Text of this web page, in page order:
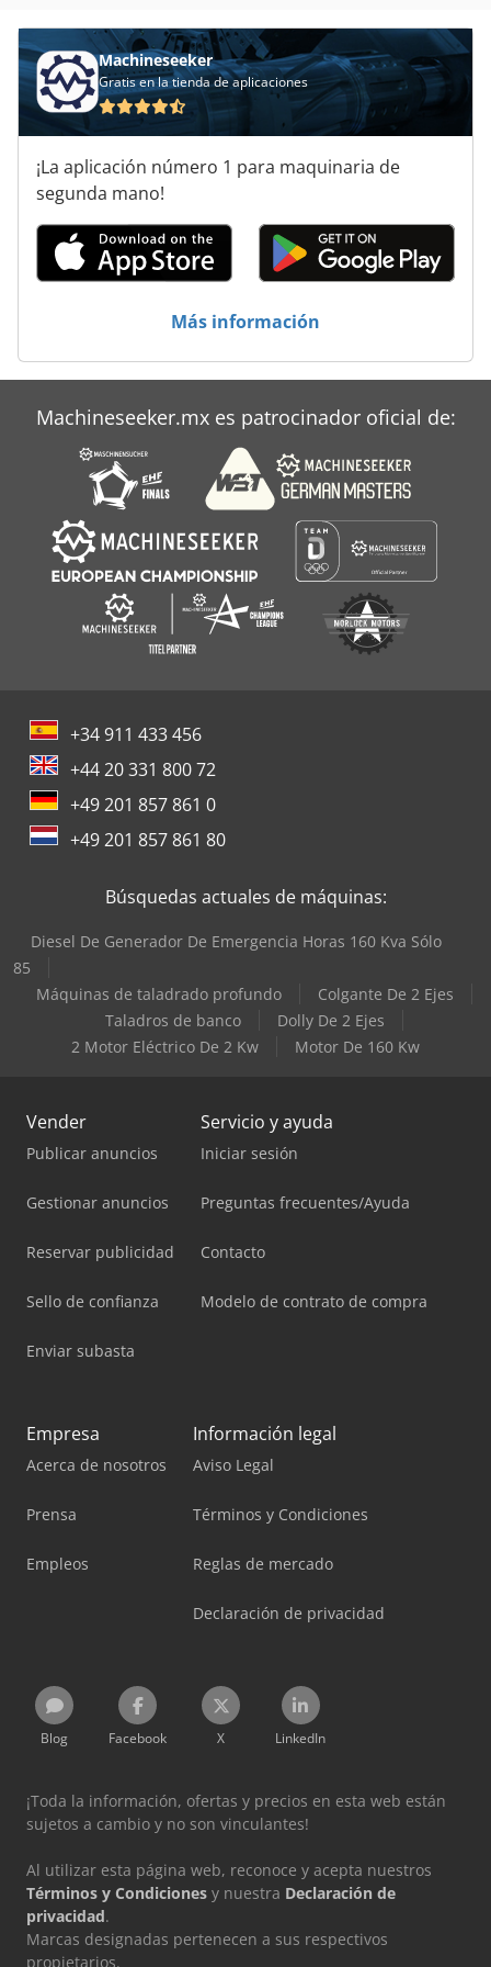
Machineseeker
Gratis en la tienda de aplicaciones
¡La aplicación número 1 para maquinaria de
segunda mano!
Más información
Machineseeker.mx es patrocinador oficial de:
+34 911 433 456
+44 20 331 800 72
+49 201 857 861 0
+49 201 857 861 80
Búsquedas actuales de máquinas:
Diesel De Generador De Emergencia Horas 160 Kva Sólo
85
Máquinas de taladrado profundo
Colgante De 2 Ejes
Taladros de banco
Dolly De 2 Ejes
2 Motor Eléctrico De 2 Kw
Motor De 160 Kw
Vender
Publicar anuncios
Gestionar anuncios
Reservar publicidad
Sello de confianza
Enviar subasta
Servicio y ayuda
Iniciar sesión
Preguntas frecuentes/Ayuda
Contacto
Modelo de contrato de compra
Empresa
Acerca de nosotros
Prensa
Empleos
Información legal
Aviso Legal
Términos y Condiciones
Reglas de mercado
Declaración de privacidad
Blog Facebook X LinkedIn
¡Toda la información, ofertas y precios en esta web están
sujetos a cambio y no son vinculantes!
Al utilizar esta página web, reconoce y acepta nuestros
Términos y Condiciones y nuestra Declaración de
privacidad.
Marcas designadas pertenecen a sus respectivos
propietarios.